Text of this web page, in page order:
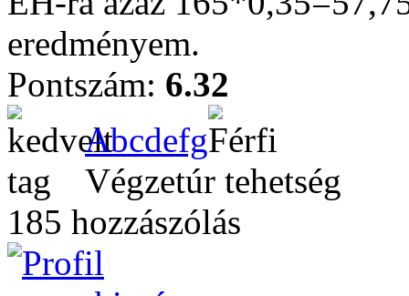
eredményem.
Pontszám: 6.32
Abcdefg
Végzetúr tehetség
185 hozzászólás